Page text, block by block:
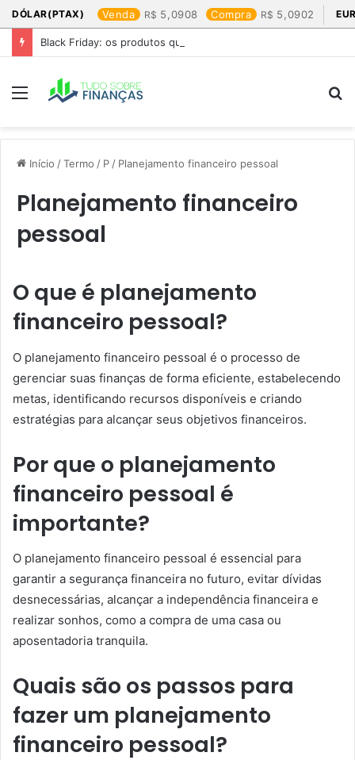
DÓLAR(PTAX) Venda 5,0908 Compra 5,0902
Black Friday: os produtos que mais valem a pena
Menu
Início /Termo / P / Planejamento financeiro pessoal
Planejamento financeiro
pessoal
O que é planejamento
financeiro pessoal?
O planejamento financeiro pessoal é o processo de
gerenciar suas finanças de forma eficiente, estabelecendo
metas, identificando recursos disponíveis e criando
estratégias para alcançar seus objetivos financeiros.
Por que o planejamento
financeiro pessoal é
importante?
O planejamento financeiro pessoal é essencial para
garantir a segurança financeira no futuro, evitar dívidas
desnecessárias, alcançar a independência financeira e
realizar sonhos, como a compra de uma casa ou
aposentadoria tranquila.
Quais são os passos para
fazer um planejamento
financeiro pessoal?